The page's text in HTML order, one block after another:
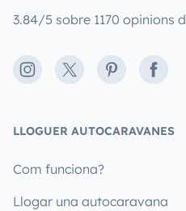
3.84/5 sobre 1170 opinions
Instagram
X Pinterest
LLOGUER AUTOCARAVANES
Com funciona?
Llogar una autocaravana